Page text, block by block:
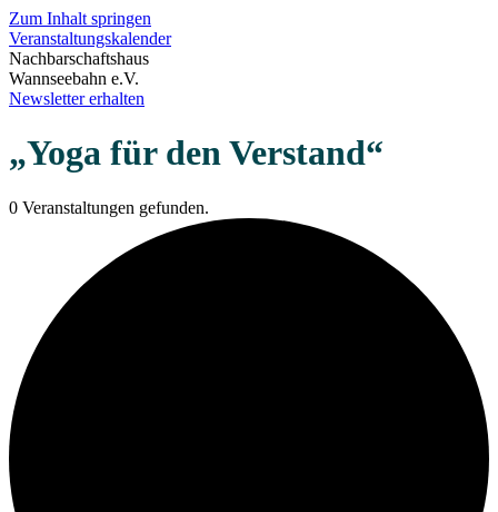
Zum Inhalt springen
Veranstaltungskalender
Nachbarschaftshaus
Wannseebahn e.V.
Newsletter erhalten
„Yoga für den Verstand“
0 Veranstaltungen gefunden.